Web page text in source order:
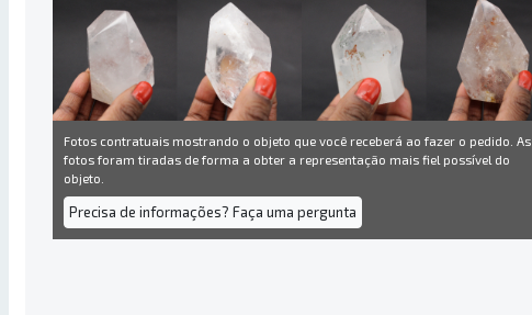
Fotos contratuais mostrando o objeto que você receberá ao fazer o pedido. As
fotos foram tiradas de forma a obter a representação mais fiel possível do
objeto.
Precisa de informações? Faça uma pergunta